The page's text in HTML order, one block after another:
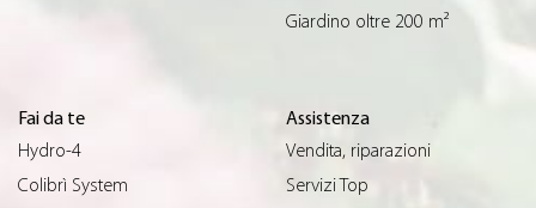
Giardino oltre 200 m²
Fai da te
Hydro-4
Colibrì System
Assistenza
Vendita, riparazioni
Servizi Top